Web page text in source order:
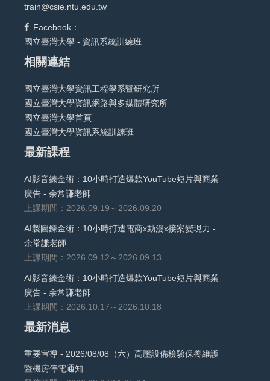
train@csie.ntu.edu.tw
Facebook：
國立臺灣大學 - 資訊系統訓練班
相關連結
國立臺灣大學資訊工程學系暨研究所
國立臺灣大學資訊網路與多媒體研究所
國立臺灣大學首頁
國立臺灣大學資訊系統訓練班
最新課程
AI影音鍊金術：10小時打造爆款YouTube短片與商業
廣告 - 余常謙老師
上課期間：2026.09.19～2026.09.20
AI製圖鍊金術：10小時打造電商x動漫x接案變現力 -
余常謙老師
上課期間：2026.09.12～2026.09.13
AI影音鍊金術：10小時打造爆款YouTube短片與商業
廣告 - 余常謙老師
上課期間：2026.10.17～2026.10.18
最新消息
重要宣導 - 2026/08/08（六）高壓設備檢驗保養維護
暨機房停電通知